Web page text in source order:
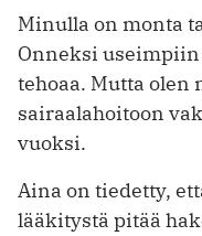
Minulla on monta
Onneksi
tehoaa. Mutta olen
sairaalahoitoon
vuoksi.
Aina on tiedetty,
lääkitystä pitää